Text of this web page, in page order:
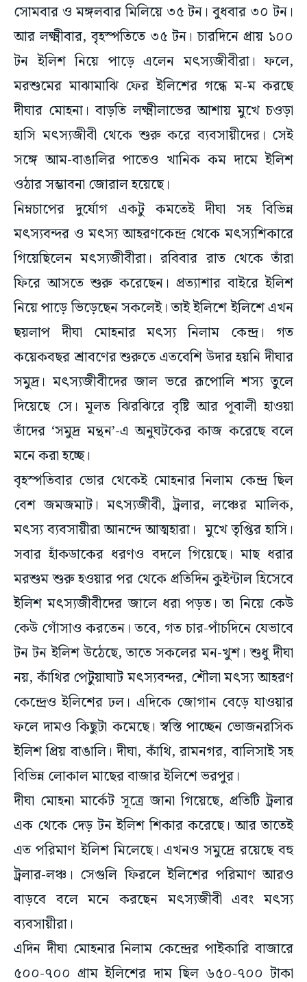
সোমবার ও মঙ্গলবার মিলিয়ে ৩৫ টন। বুধবার ৩০ টন।
আর লক্ষ্মীবার, বৃহস্পতিতে ৩৫ টন। চারদিনে প্রায় ১০০
টন ইলিশ নিয়ে পাড়ে এলেন মৎস্যজীবীরা। ফলে,
মরশুমের মাঝামাঝি ফের ইলিশের গন্ধে ম-ম করছে
দীঘার মোহনা। বাড়তি লক্ষ্মীলাভের আশায় মুখে চওড়া
হাসি মৎস্যজীবী থেকে শুরু করে ব্যবসায়ীদের। সেই
সঙ্গে আম-বাঙালির পাতেও খানিক কম দামে ইলিশ
ওঠার সম্ভাবনা জোরাল হয়েছে।
নিম্নচাপের দুর্যোগ একটু কমতেই দীঘা সহ বিভিন্ন
মৎস্যবন্দর ও মৎস্য আহরণকেন্দ্র থেকে মৎস্যশিকারে
গিয়েছিলেন মৎস্যজীবীরা। রবিবার রাত থেকে তাঁরা
ফিরে আসতে শুরু করেছেন। প্রত্যাশার বাইরে ইলিশ
নিয়ে পাড়ে ভিড়েছেন সকলেই। তাই ইলিশে ইলিশে এখন
ছয়লাপ দীঘা মোহনার মৎস্য নিলাম কেন্দ্র। গত
কয়েকবছর শ্রাবণের শুরুতে এতবেশি উদার হয়নি দীঘার
সমুদ্র। মৎস্যজীবীদের জাল ভরে রূপোলি শস্য তুলে
দিয়েছে সে। মূলত ঝিরঝিরে বৃষ্টি আর পূবালী হাওয়া
তাঁদের ‘সমুদ্র মন্থন’-এ অনুঘটকের কাজ করেছে বলে
মনে করা হচ্ছে।
বৃহস্পতিবার ভোর থেকেই মোহনার নিলাম কেন্দ্র ছিল
বেশ জমজমাট। মৎস্যজীবী, ট্রলার, লঞ্চের মালিক,
মৎস্য ব্যবসায়ীরা আনন্দে আত্মহারা। মুখে তৃপ্তির হাসি।
সবার হাঁকডাকের ধরণও বদলে গিয়েছে। মাছ ধরার
মরশুম শুরু হওয়ার পর থেকে প্রতিদিন কুইন্টাল হিসেবে
ইলিশ মৎস্যজীবীদের জালে ধরা পড়ত। তা নিয়ে কেউ
কেউ গোঁসাও করতেন। তবে, গত চার-পাঁচদিনে যেভাবে
টন টন ইলিশ উঠেছে, তাতে সকলের মন-খুশ। শুধু দীঘা
নয়, কাঁথির পেটুয়াঘাট মৎস্যবন্দর, শৌলা মৎস্য আহরণ
কেন্দ্রেও ইলিশের ঢল। এদিকে জোগান বেড়ে যাওয়ার
ফলে দামও কিছুটা কমেছে। স্বস্তি পাচ্ছেন ভোজনরসিক
ইলিশ প্রিয় বাঙালি। দীঘা, কাঁথি, রামনগর, বালিসাই সহ
বিভিন্ন লোকাল মাছের বাজার ইলিশে ভরপুর।
দীঘা মোহনা মার্কেট সূত্রে জানা গিয়েছে, প্রতিটি ট্রলার
এক থেকে দেড় টন ইলিশ শিকার করেছে। আর তাতেই
এত পরিমাণ ইলিশ মিলেছে। এখনও সমুদ্রে রয়েছে বহু
ট্রলার-লঞ্চ। সেগুলি ফিরলে ইলিশের পরিমাণ আরও
বাড়বে বলে মনে করছেন মৎস্যজীবী এবং মৎস্য
ব্যবসায়ীরা।
এদিন দীঘা মোহনার নিলাম কেন্দ্রের পাইকারি বাজারে
৫০০-৭০০ গ্রাম ইলিশের দাম ছিল ৬৫০-৭০০ টাকা